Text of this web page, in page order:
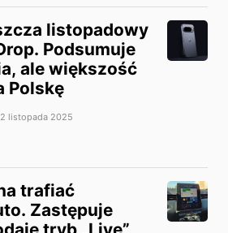
listopadowy
Podsumuje
ale większość
Polskę
listopada 2025
trafiać
Zastępuje